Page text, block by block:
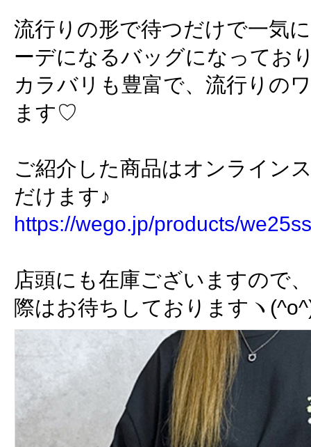
流行りの形で待つだけで一気
ーデになるバッグになってお
カラバリも豊富で、流行りの
ます♡
ご紹介した商品はオンライン
だけます♪
https://wego.jp/products/
店頭にも在庫ございますので
際はお待ちしておりますヽ